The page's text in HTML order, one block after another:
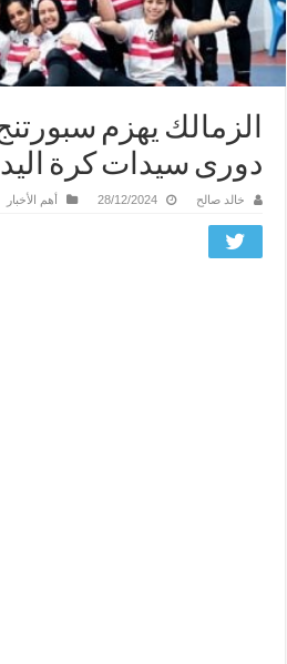
دورى سيدات كرة اليد
خالد صالح 28/12/2024 أهم الأخبار